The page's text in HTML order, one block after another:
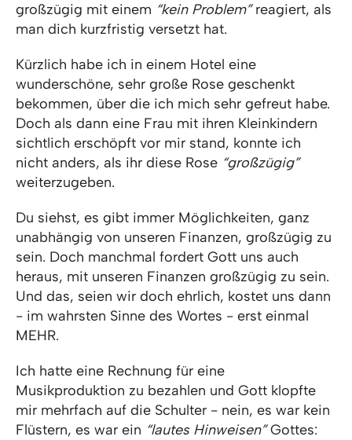
großzügig mit einem “kein Problem”reagiert, als
man dich kurzfristig versetzt hat.
Kürzlich habe ich in einem Hotel eine
wunderschöne, sehr große Rose geschenkt
bekommen, über die ich mich sehr gefreut habe.
Doch als dann eine Frau mit ihren Kleinkindern
sichtlich erschöpft vor mir stand, konnte ich
nicht anders, als ihr diese Rose “großzügig”
weiterzugeben.
Du siehst, es gibt immer Möglichkeiten, ganz
unabhängig von unseren Finanzen, großzügig zu
sein. Doch manchmal fordert Gott uns auch
heraus, mit unseren Finanzen großzügig zu sein.
Und das, seien wir doch ehrlich, kostet uns dann
- im wahrsten Sinne des Wortes - erst einmal
MEHR.
Ich hatte eine Rechnung für eine
Musikproduktion zu bezahlen und Gott klopfte
mir mehrfach auf die Schulter - nein, es war kein
Flüstern, es war ein “lautes Hinweisen”Gottes: